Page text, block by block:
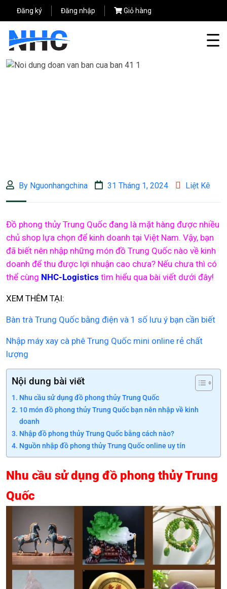
Đăng ký Đăng nhập Giỏ hàng
By Nguonhangchina 31 Tháng 1, 2024 Liệt Kê
Đồ phong thủy Trung Quốc đang là mặt hàng được nhiều
chủ shop lựa chọn để kinh doanh tại Việt Nam. Vậy, bạn
đã biết nên nhập những món đồ Trung Quốc nào về kinh
doanh để thu được lợi nhuận cao chưa? Nếu chưa thì có
thể cùng NHC-Logistics tìm hiểu qua bài viết dưới đây!
XEM THÊM TẠI:
Bàn trà Trung Quốc bằng điện và 1 số lưu ý bạn cần biết
Nhập máy xay cà phê Trung Quốc mini online rẻ chất
lượng
Nội dung bài viết
Nhu cầu sử dụng đồ phong thủy Trung Quốc
10 món đồ phong thủy Trung Quốc bạn nên nhập về kinh
doanh
Nhập đồ phong thủy Trung Quốc bằng cách nào?
Nguồn nhập đồ phong thủy Trung Quốc online uy tín
Nhu cầu sử dụng đồ phong thủy Trung
Quốc